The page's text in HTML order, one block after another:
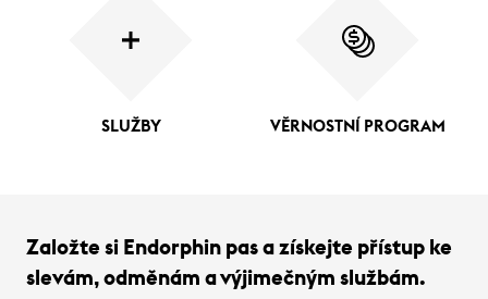
SLUŽBY VĚRNOSTNÍ PROGRAM
Založte si Endorphin pas a získejte přístup ke
slevám, odměnám a výjimečným službám.